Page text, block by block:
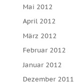
Mai 2012
April 2012
März 2012
Februar 2012
Januar 2012
Dezember 2011